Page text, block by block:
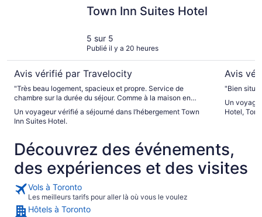
Town Inn Suites Hotel
5 sur 5
Publié il y a 20 heures
Avis vérifié par Travelocity
"Très beau logement, spacieux et propre. Service de
chambre sur la durée du séjour. Comme à la maison en
mieux."
Un voyageur vérifié a séjourné dans l’hébergement Town
Inn Suites Hotel.
Avis
"Bien situé
Un
Hotel,
Découvrez des événements,
des expériences et des visites
Vols à Toronto
Les meilleurs tarifs pour aller là où vous le voulez
Hôtels à Toronto